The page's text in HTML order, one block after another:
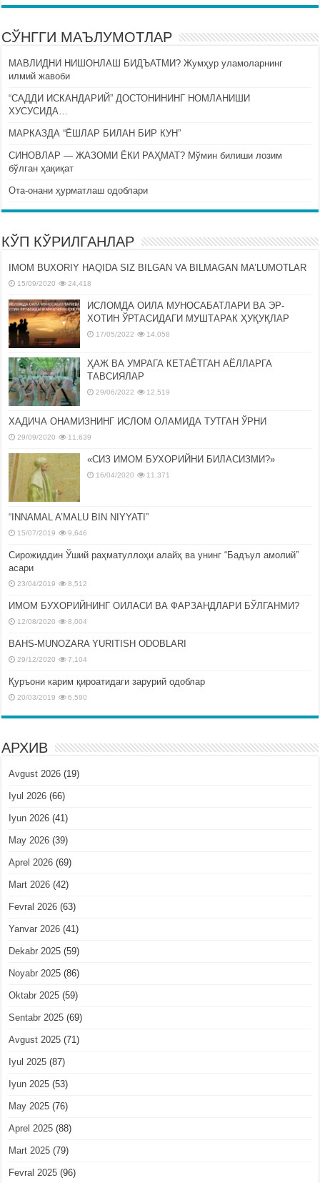
СЎНГГИ МАЪЛУМОТЛАР
МАВЛИДНИ НИШОНЛАШ БИДЪАТМИ? Жумҳур уламоларнинг
илмий жавоби
“САДДИ ИСКАНДАРИЙ” ДОСТОНИНИНГ НОМЛАНИШИ
ХУСУСИДА…
МАРКАЗДА “ЁШЛАР БИЛАН БИР КУН”
СИНОВЛАР — ЖАЗОМИ ЁКИ РАҲМАТ? Мўмин билиши лозим
бўлган ҳақиқат
Ота-онани ҳурматлаш одоблари
КЎП КЎРИЛГАНЛАР
IMOM BUXORIY HAQIDA SIZ BILGAN VA BILMAGAN MA’LUMOTLAR
15/09/2020 24,418
ИСЛОМДА ОИЛА МУНОСАБАТЛАРИ ВА ЭР-
ХОТИН ЎРТАСИДАГИ МУШТАРАК ҲУҚУҚЛАР
17/05/2022 14,058
ҲАЖ ВА УМРАГА КЕТАЁТГАН АЁЛЛАРГА
ТАВСИЯЛАР
29/06/2022 12,519
ХАДИЧА ОНАМИЗНИНГ ИСЛОМ ОЛАМИДА ТУТГАН ЎРНИ
29/09/2020 11,639
«СИЗ ИМОМ БУХОРИЙНИ БИЛАСИЗМИ?»
16/04/2020 11,371
“INNAMAL A’MALU BIN NIYYATI”
15/07/2019 9,646
Сирожиддин Ўший раҳматуллоҳи алайҳ ва унинг “Бадъул амолий”
асари
23/04/2019 8,512
ИМОМ БУХОРИЙНИНГ ОИЛАСИ ВА ФАРЗАНДЛАРИ БЎЛГАНМИ?
12/08/2020 8,004
BAHS-MUNOZARA YURITISH ODOBLARI
29/12/2020 7,104
Қуръони карим қироатидаги зарурий одоблар
20/03/2019 6,590
АРХИВ
Avgust 2026 (19)
Iyul 2026 (66)
Iyun 2026 (41)
May 2026 (39)
Aprel 2026 (69)
Mart 2026 (42)
Fevral 2026 (63)
Yanvar 2026 (41)
Dekabr 2025 (59)
Noyabr 2025 (86)
Oktabr 2025 (59)
Sentabr 2025 (69)
Avgust 2025 (71)
Iyul 2025 (87)
Iyun 2025 (53)
May 2025 (76)
Aprel 2025 (88)
Mart 2025 (79)
Fevral 2025 (96)